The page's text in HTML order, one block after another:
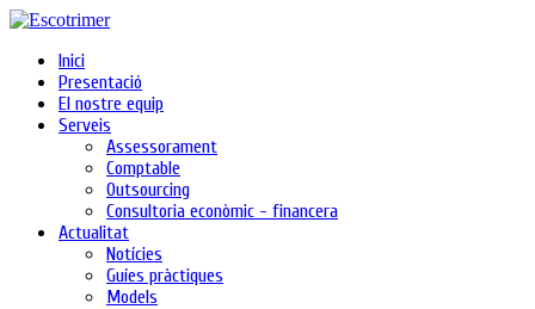
Inici
Presentació
El nostre equip
Serveis
Assessorament
Comptable
Outsourcing
Consultoria econòmic - financera
Actualitat
Notícies
Guíes pràctiques
Models